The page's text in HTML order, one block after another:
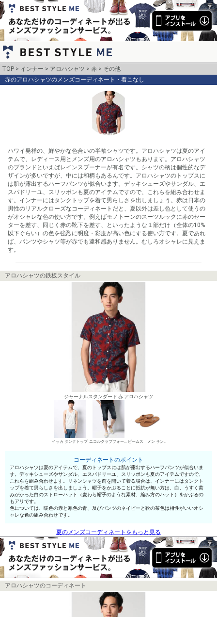
TOP インナー アロハシャツ 赤
その他
赤のアロハシャツのメンズコーディネート・着こなし
ハワイ発祥の、鮮やかな色合いの半袖シャツです。アロハシャツは夏のアイ
テムで、レディース用とメンズ用のアロハシャツもあります。アロハシャツ
のブランドといえばレインスプーナーが有名です。シャツの柄は個性的なデ
ザインが多いですが、中には和柄もあるんです。アロハシャツのトップスに
は肌が露出するハーフパンツが似合います。デッキシューズやサンダル、エ
スパドリーユ、スリッポンも夏のアイテムですので、これらを組み合わせま
す。インナーにはタンクトップを着て男らしさを出しましょう。赤は日本の
男性のリアルクローズなコーディネートだと、夏以外は差し色として使うの
がオシャレな色の使い方です。例えばモノトーンのスーツルックに赤のセー
ターを差す、同じく赤の靴下を差す、といったような１部だけ（全体の10%
以下ぐらい）の色を強烈に明度・彩度が高い色にする使い方です。夏であれ
ば、パンツやシャツ等が赤でも違和感ありません。むしろオシャレに見えま
す。
アロハシャツの鉄板スタイル
ジャーナルスタンダード 赤 アロハシャツ
イッカ タンクトップ ニコルクラブフォーメン デニムパンツ・ジーンズ ビームス メン サンダル
コーディネートのポイント
アロハシャツは夏のアイテムで、夏のトップスには肌が露出するハーフパンツが似合いま
す。デッキシューズやサンダル、エスパドリーユ、スリッポンも夏のアイテムですので、
これらを組み合わせます。リネンシャツを前を開いて着る場合は、インナーにはタンクト
ップを着て男らしさを出しましょう。帽子をかぶることに抵抗が無い方は、白、うすく黄
みがかった白のストローハット（麦わら帽子のような素材、編み方のハット）をかぶるの
もアリです。
色については、暖色の赤と寒色の青、及びパンツのネイビーと靴の茶色は相性がいいオシ
ャレな色の組み合わせです。
夏のメンズコーディネートをもっと見る
アロハシャツのコーディネート